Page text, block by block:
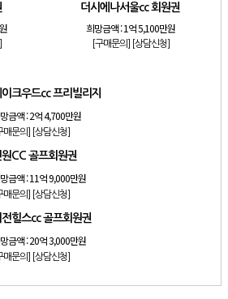
더시에나서울cc 회원권
희망금액 :1억 5,100만원
[구매문의] [상담신청]
이크우드cc 프리빌리지
금액 :2억 4,700만원
매문의] [상담신청]
CC 골프회원권
금액 :11억 9,000만원
매문의] [상담신청]
전힐스cc 골프회원권
금액 :20억 3,000만원
매문의] [상담신청]